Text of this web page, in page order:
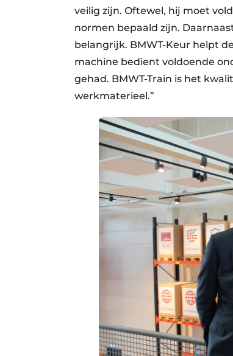
veilig zijn. Oftewel, hij moet
normen bepaald zijn.
belangrijk. BMWT-Keur helpt
machine bedient voldoende
gehad. BMWT-Train is het
werkmaterieel.”